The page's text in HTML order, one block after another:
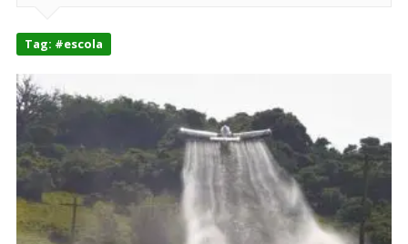
Tag: #escola